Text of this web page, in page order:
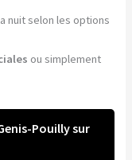
nuit selon les options
ou simplement
Pouilly sur